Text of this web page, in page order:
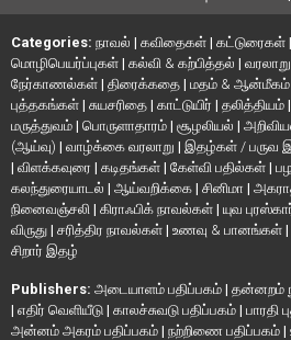
Categories: நாவல் | கவிதைகள் | கட்டுரைகள் |
மொழிபெயர்ப்புகள் | கல்வி & கற்பித்தல் | வரலாறு
நேர்காணல்கள் | திரைக்கதை | மதம் & ஆன்மீகம்
புத்தகங்கள் | சுயசரிதை | காட்டுயிர் | தலித்தியம் |
மருத்துவம் | பொருளாதாரம் | சூழலியல் |
(ஆய்வு) | வாழ்க்கை வரலாறு | இதழ்கள் / பருவ
| விளக்கவுரை | கடிதங்கள் | கேள்வி பதில்கள் |
கலந்துரையாடல் | ஆய்வறிக்கை | சினிமா |
நினைவஞ்சலி | கிராஃபிக் நாவல்கள் | யுவ
விருது | சரித்திர நாவல்கள் | உணவு & பானங்கள் |
சிறார் இதழ்
Publishers: அடையாளம் பதிப்பகம் | தன்னறம்
| எதிர் வெளியீடு | காலச்சுவடு பதிப்பகம் | பாரதி
அன்னம் அகரம் பதிப்பகம் | நற்றிணை பதிப்பகம் |